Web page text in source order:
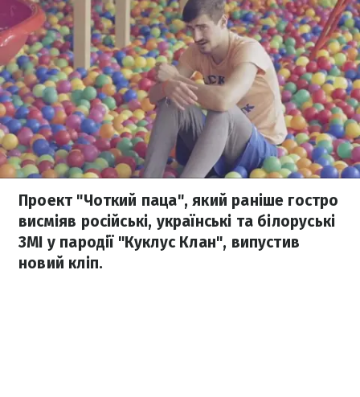
Проект "Чоткий паца", який раніше гостро
висміяв російські, українські та білоруські
ЗМІ у пародії "Куклус Клан", випустив
новий кліп.